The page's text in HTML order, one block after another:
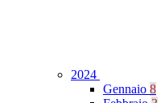
2024
Gennaio 8